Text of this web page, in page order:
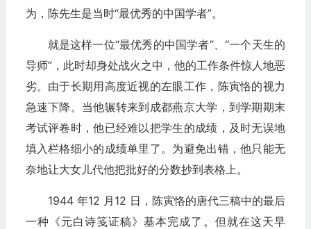
为，陈先生是当时“最优秀的中国学者”。
就是这样一位“最优秀的中国学者”、“一个天生的
导师”，此时却身处战火之中，他的工作条件惊人地恶
劣。由于长期用高度近视的左眼工作，陈寅恪的视力
急速下降。当他辗转来到成都燕京大学，到学期期末
考试评卷时，他已经难以把学生的成绩，及时无误地
填入栏格细小的成绩单里了。为避免出错，他只能无
奈地让大女儿代他把批好的分数抄到表格上。
1944 年12 月12 日，陈寅恪的唐代三稿中的最后
一种《元白诗笺证稿》基本完成了。但就在这天早